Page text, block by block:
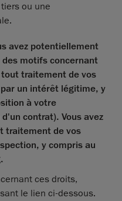
ou une
avez potentiellement
motifs concernant
traitement de vos
un intérêt légitime, y
à votre
contrat). Vous avez
traitement de vos
y compris au
ces droits,
le lien ci-dessous.